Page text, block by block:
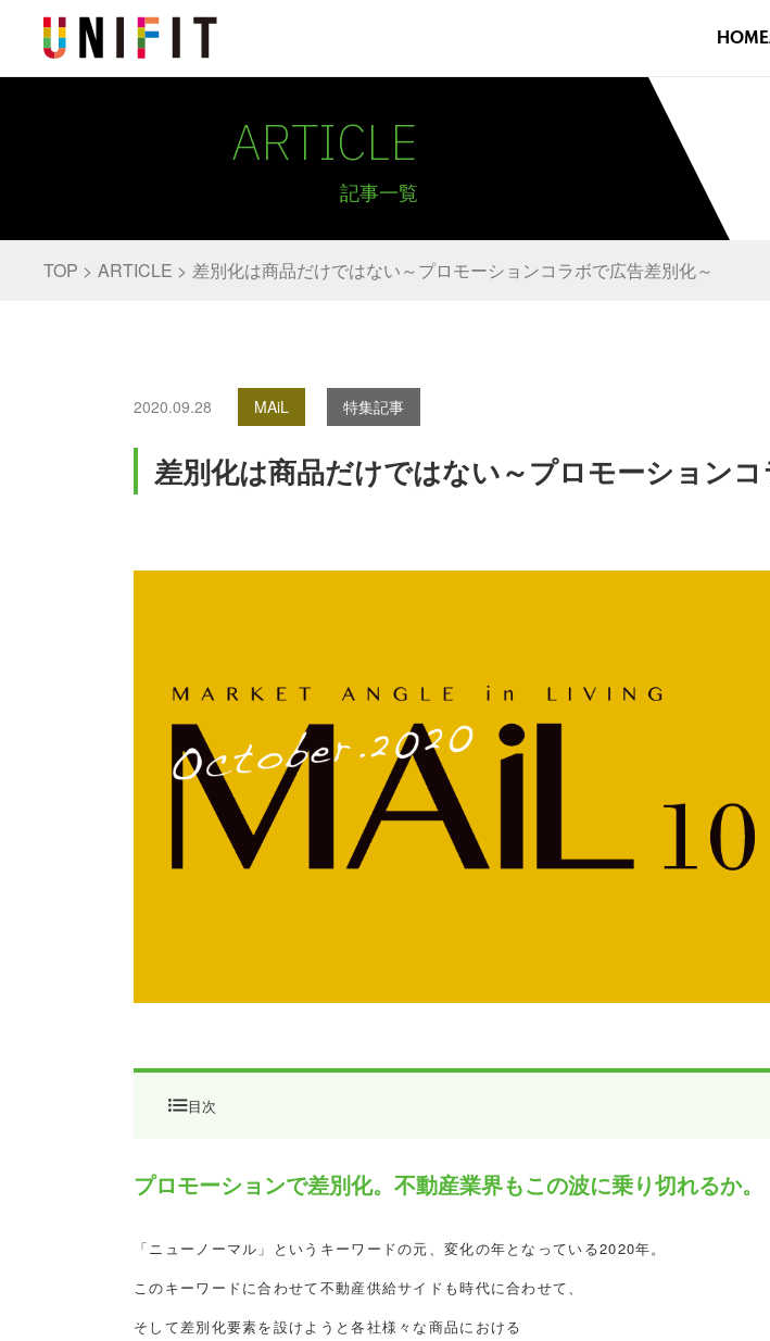
HOME
ARTICLE
記事一覧
TOP ARTICLE 差別化は商品だけではない～プロモーションコラボで広告差別化～
2020.09.28 MAiL 特集記事
差別化は商品だけではない～プロモーション
目次
不動産業界におけるプロモーションコラボ
プロモーションで差別化。不動産業界もこの波に乗り切れるか。
「ニューノーマル」というキーワードの元、変化の年となっている2020年。
このキーワードに合わせて不動産供給サイドも時代に合わせて、
そして差別化要素を設けようと各社様々な商品における